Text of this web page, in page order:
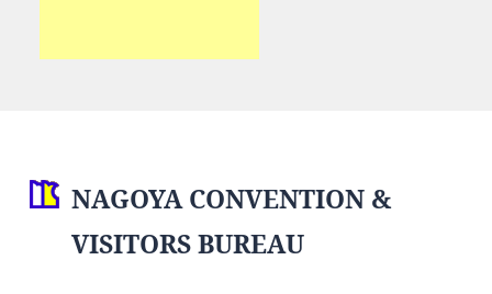
NAGOYA CONVENTION &
VISITORS BUREAU